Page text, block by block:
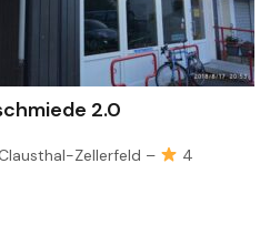
2.0
Zellerfeld – 4